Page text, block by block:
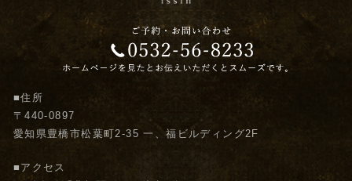
■住所
〒440-0897
愛知県豊橋市松葉町2-35 一、福ビルディング2F
■アクセス